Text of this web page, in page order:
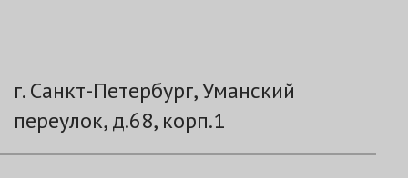
г. Санкт-Петербург, Уманский
переулок, д.68, корп.1